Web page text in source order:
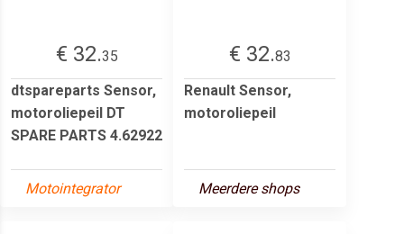
€ 32.35
dtspareparts Sensor,
motoroliepeil DT
SPARE PARTS 4.62922
Motointegrator
€ 32.83
Renault Sensor,
motoroliepeil
Meerdere shops